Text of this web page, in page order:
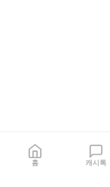
홈 캐시톡